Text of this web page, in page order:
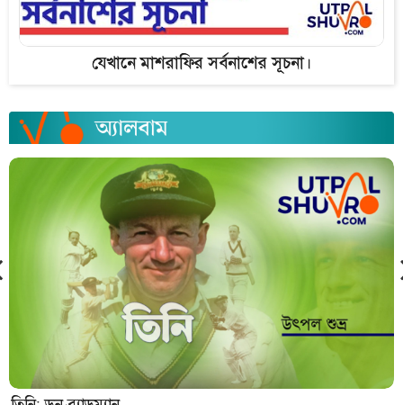
যেখানে মাশরাফির সর্বনাশের সূচনা।